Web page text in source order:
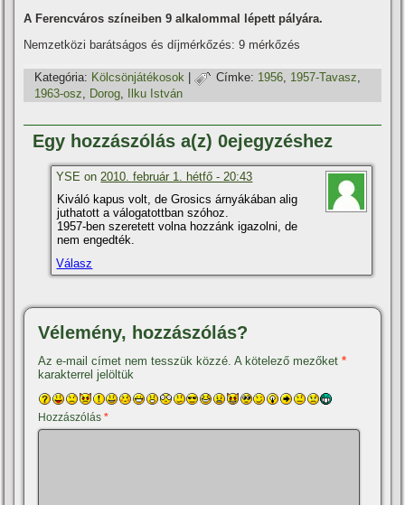
A Ferencváros szí­neiben 9 alkalommal lépett pályára.
Nemzetközi barátságos és dí­jmérkőzés: 9 mérkőzés
Kategória: Kölcsönjátékosok | Címke: 1956, 1957-Tavasz,
1963-osz, Dorog, Ilku István
Egy hozzászólás a(z) 0ejegyzéshez
YSE on2010. február 1. hétfő - 20:43
Kiváló kapus volt, de Grosics árnyákában alig
juthatott a válogatottban szóhoz.
1957-ben szeretett volna hozzánk igazolni, de
nem engedték.
Válasz
Vélemény, hozzászólás?
Az e-mail címet nem tesszük közzé. A kötelező mezőket*
karakterrel jelöltük
Hozzászólás*